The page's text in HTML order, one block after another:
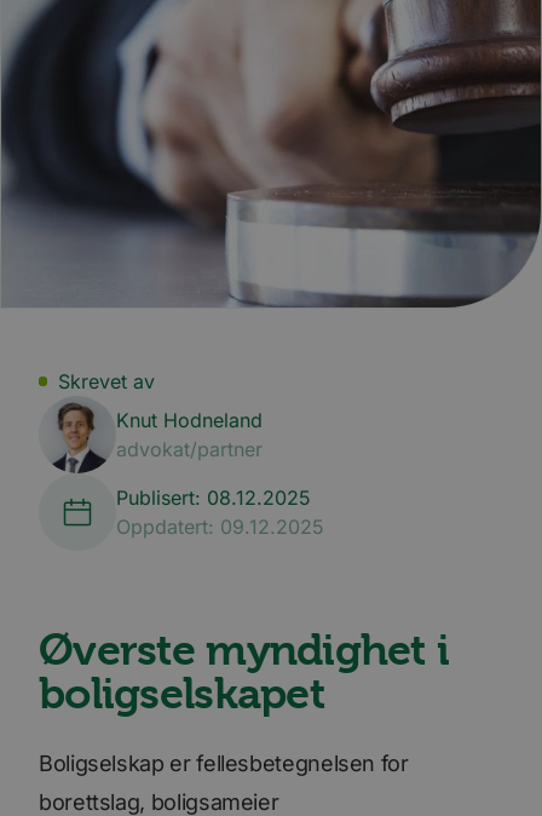
Skrevet av
Knut Hodneland
advokat/partner
Publisert: 08.12.2025
Oppdatert: 09.12.2025
Øverste myndighet i
boligselskapet
Boligselskap er fellesbetegnelsen for
borettslag, boligsameier